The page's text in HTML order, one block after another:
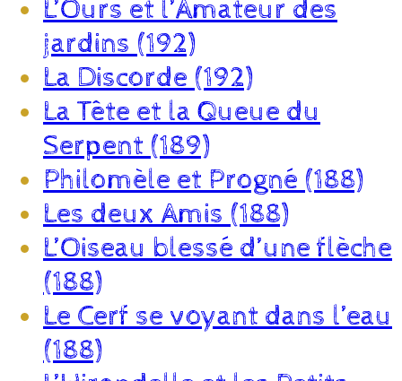
L’Ours et l’Amateur des
jardins (192)
La Discorde (192)
La Tête et la Queue du
Serpent (189)
Philomèle et Progné (188)
Les deux Amis (188)
L’Oiseau blessé d’une flèche
(188)
Le Cerf se voyant dans l’eau
(188)